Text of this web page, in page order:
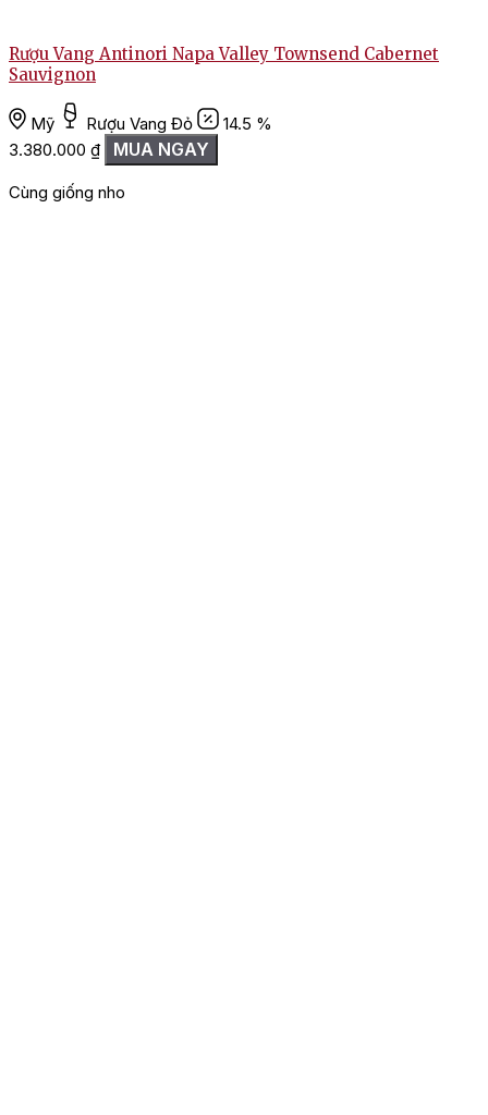
Rượu Vang Antinori Napa Valley Townsend Cabernet
Sauvignon
Mỹ Rượu Vang Đỏ
14.5 %
3.380.000 ₫ MUA NGAY
Cùng giống nho